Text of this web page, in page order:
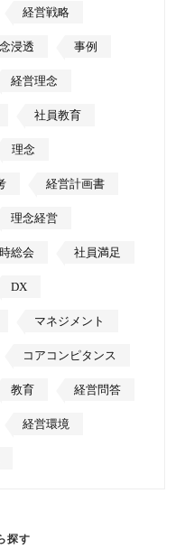
経営戦略
浸透 事例
経営理念
社員教育
理念
経営計画書
理念経営
総会 社員満足
DX
マネジメント
コアコンピタンス
教育 経営問答
経営環境
探す